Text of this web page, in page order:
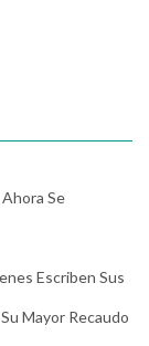
Se
Escriben Sus
Mayor Recaudo